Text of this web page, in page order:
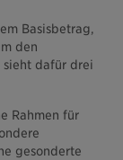
Basisbetrag,
den
dafür drei
Rahmen für
gesonderte